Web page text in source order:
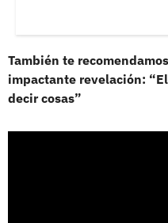
También te
impactante revelación:
decir cosas”